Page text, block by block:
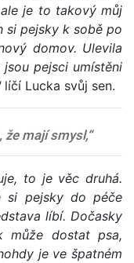
je to takový můj
si pejsky k sobě po
domov. Ulevila
pejsci umístěni
líčí Lucka svůj sen.
mají smysl,“
to je věc druhá.
si pejsky do péče
líbí. Dočasky
může dostat psa,
je ve špatném